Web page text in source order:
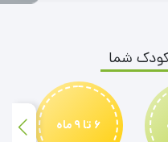
شما
6 تا 9 ماه